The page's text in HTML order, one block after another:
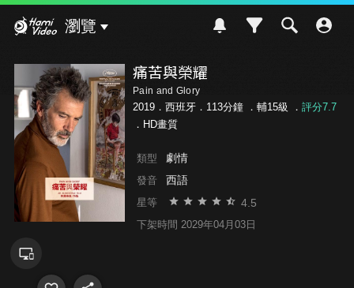
瀏覽
痛苦與榮耀
Pain and Glory
2019．西班牙．113分鐘 ． 輔15級 ． 評分7.7
．HD畫質
類型 劇情
發音 西語
星等 4.5
下架時間 2029年04月03日